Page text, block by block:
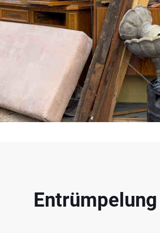
Entrümpelung